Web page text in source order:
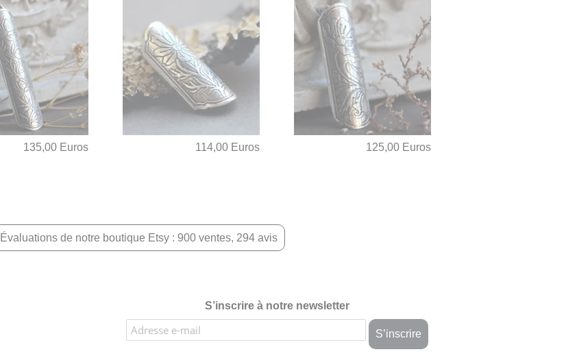
135,00 Euros 114,00 Euros 125,00 Euros
Évaluations de notre boutique Etsy : 900 ventes, 294 avis
S’inscrire à notre newsletter